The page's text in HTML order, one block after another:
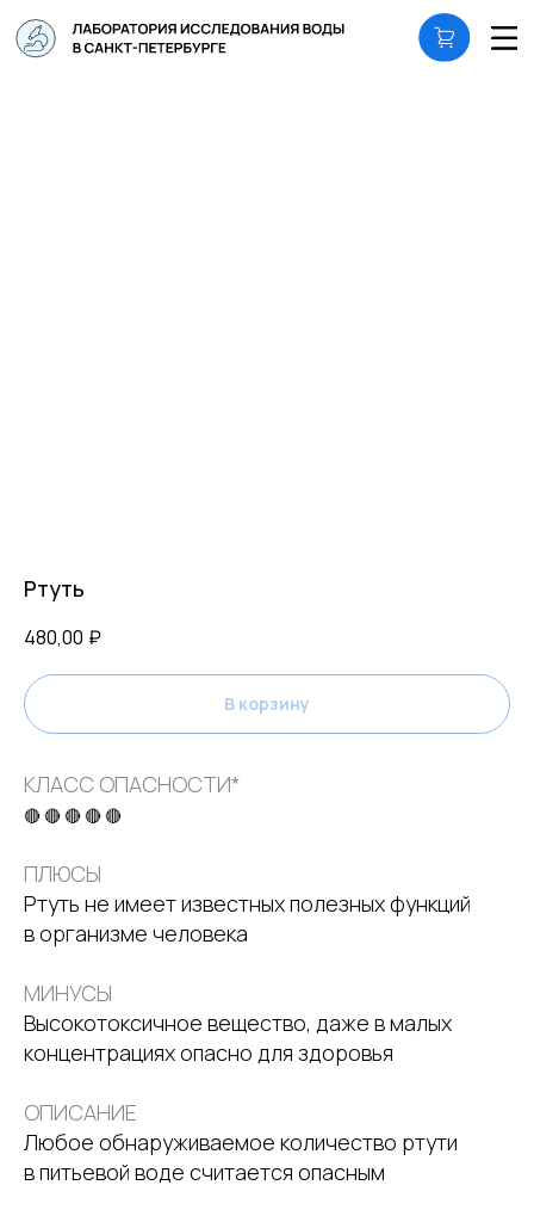
Ртуть
480,00 ₽
В корзину
КЛАСС ОПАСНОСТИ*
🔴 🔴 🔴 🔴 🔴
ПЛЮСЫ
Ртуть не имеет известных полезных функций
в организме человека
МИНУСЫ
Высокотоксичное вещество, даже в малых
концентрациях опасно для здоровья
ОПИСАНИЕ
Любое обнаруживаемое количество ртути
в питьевой воде считается опасным